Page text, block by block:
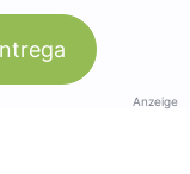
Anzeige